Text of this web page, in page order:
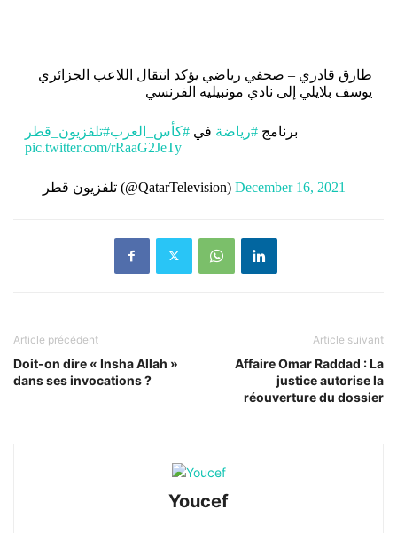
طارق قادري – صحفي رياضي يؤكد انتقال اللاعب الجزائري
يوسف بلايلي إلى نادي مونبيليه الفرنسي
برنامج#رياضة في#كأس_العرب#تلفزيون_قطر
pic.twitter.com/rRaaG2JeTy
— تلفزيون قطر (@QatarTelevision) December 16, 2021
Article précédent
Doit-on dire « Insha Allah »
dans ses invocations ?
Article suivant
Affaire Omar Raddad : La
justice autorise la
réouverture du dossier
Youcef